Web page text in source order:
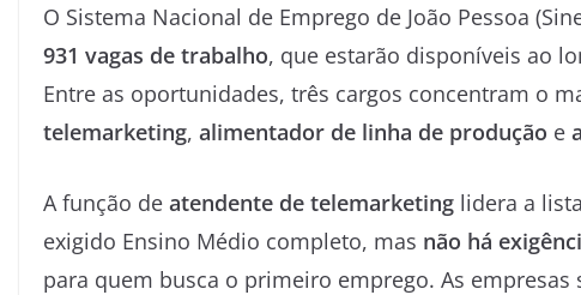
O Sistema Nacional de Emprego de João Pessoa
931 vagas de trabalho, que estarão disponíveis ao
Entre as oportunidades, três cargos concentram o
telemarketing, alimentador de linha de produção e
A função de atendente de telemarketing lidera a
exigido Ensino Médio completo, mas não há
para quem busca o primeiro emprego. As